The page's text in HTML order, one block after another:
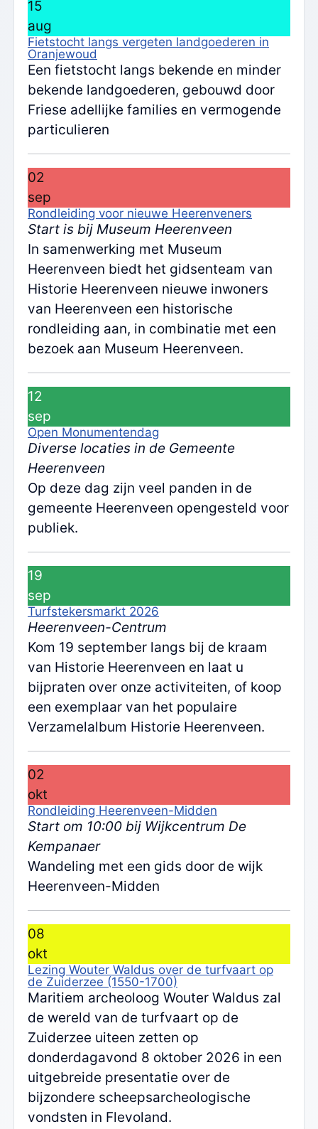
15
aug
Fietstocht langs vergeten landgoederen in
Oranjewoud
Een fietstocht langs bekende en minder
bekende landgoederen, gebouwd door
Friese adellijke families en vermogende
particulieren
02
sep
Rondleiding voor nieuwe Heerenveners
Start is bij Museum Heerenveen
In samenwerking met Museum
Heerenveen biedt het gidsenteam van
Historie Heerenveen nieuwe inwoners
van Heerenveen een historische
rondleiding aan, in combinatie met een
bezoek aan Museum Heerenveen.
12
sep
Open Monumentendag
Diverse locaties in de Gemeente
Heerenveen
Op deze dag zijn veel panden in de
gemeente Heerenveen opengesteld voor
publiek.
19
sep
Turfstekersmarkt 2026
Heerenveen-Centrum
Kom 19 september langs bij de kraam
van Historie Heerenveen en laat u
bijpraten over onze activiteiten, of koop
een exemplaar van het populaire
Verzamelalbum Historie Heerenveen.
02
okt
Rondleiding Heerenveen-Midden
Start om 10:00 bij Wijkcentrum De
Kempanaer
Wandeling met een gids door de wijk
Heerenveen-Midden
08
okt
Lezing Wouter Waldus over de turfvaart op
de Zuiderzee (1550-1700)
Maritiem archeoloog Wouter Waldus zal
de wereld van de turfvaart op de
Zuiderzee uiteen zetten op
donderdagavond 8 oktober 2026 in een
uitgebreide presentatie over de
bijzondere scheepsarcheologische
vondsten in Flevoland.